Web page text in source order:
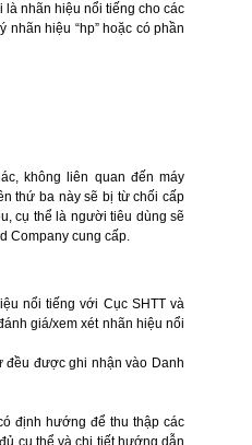
là nhãn hiệu nổi tiếng cho các
hiệu “hp” hoặc có phần
không liên quan đến máy
thứ ba này sẽ bị từ chối cấp
cụ thể là người tiêu dùng sẽ
Company cung cấp.
nổi tiếng với Cục SHTT và
giá/xem xét nhãn hiệu nổi
đều được ghi nhận vào Danh
định hướng để thu thập các
cụ thể và chi tiết hướng dẫn